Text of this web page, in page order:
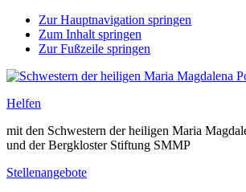
Zur Hauptnavigation springen
Zum Inhalt springen
Zur Fußzeile springen
Helfen
mit den Schwestern der heiligen Maria
und der Bergkloster Stiftung SMMP
Stellenangebote